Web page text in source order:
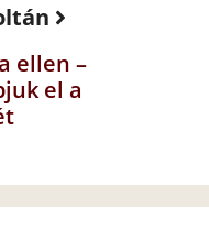
ellen –
el a